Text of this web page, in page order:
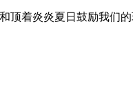
顶着炎炎夏日鼓励我们